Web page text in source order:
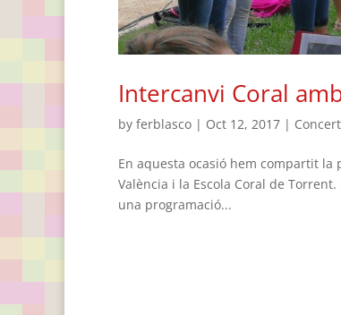
Intercanvi Coral
by ferblasco | Oct 12, 2017 |
En aquesta ocasió hem compartit la
València i la Escola Coral de
una programació...